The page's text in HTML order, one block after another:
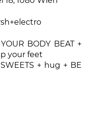
BODY BEAT +
your feet
+ hug + BE